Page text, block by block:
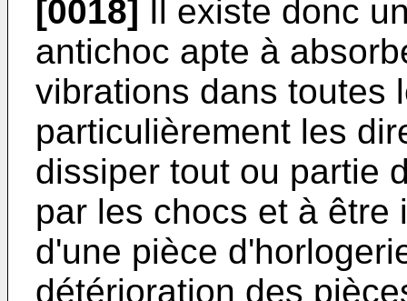
[0018]
Il existe donc
antichoc apte à
vibrations dans toutes
particulièrement les
dissiper tout ou partie
par les chocs et à être
d'une pièce
détérioration des